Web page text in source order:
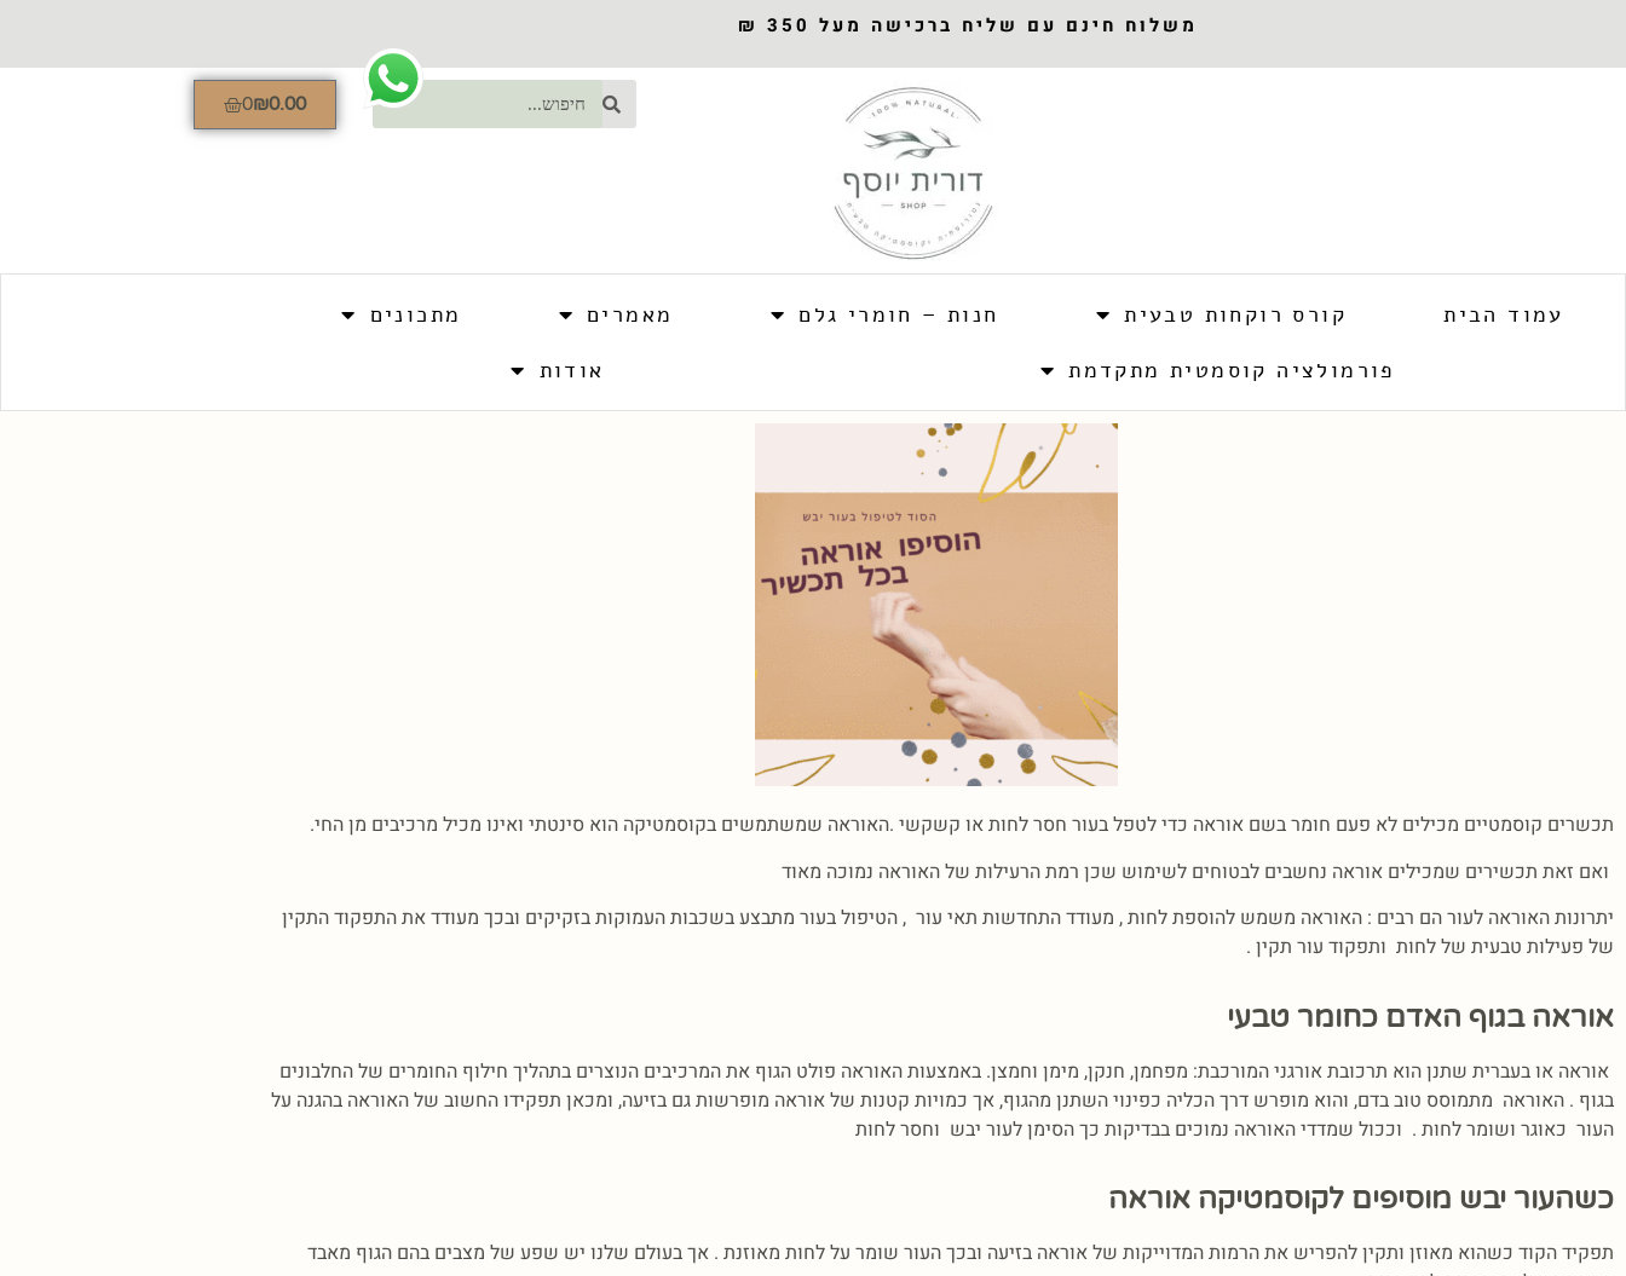
משלוח חינם עם שליח ברכישה מעל 350 ₪
₪0.00
0
עמוד הבית קורס רוקחות טבעית חנות – חומרי גלם מאמרים
מתכונים
פורמולציה קוסמטית מתקדמת
אודות
תכשרים קוסמטיים מכילים לא פעם חומר בשם אוראה כדי לטפל בעור חסר לחות או קשקשי .האוראה שמשתמשים בקוסמטיקה הוא סינטתי ואינו מכיל מרכיבים מן החי.
ואם זאת תכשירים שמכילים אוראה נחשבים לבטוחים לשימוש שכן רמת הרעילות של האוראה נמוכה מאוד
יתרונות האוראה לעור הם רבים : האוראה משמש להוספת לחות , מעודד התחדשות תאי עור , הטיפול בעור מתבצע בשכבות העמוקות בזקיקים ובכך מעודד את התפקוד התקין
של פעילות טבעית של לחות ותפקוד עור תקין .
אוראה בגוף האדם כחומר טבעי
אוראה או בעברית שתנן הוא תרכובת אורגני המורכבת: מפחמן, חנקן, מימן וחמצן. באמצעות האוראה פולט הגוף את המרכיבים הנוצרים בתהליך חילוף החומרים של החלבונים
בגוף . האוראה מתמוסס טוב בדם, והוא מופרש דרך הכליה כפינוי השתנן מהגוף, אך כמויות קטנות של אוראה מופרשות גם בזיעה, ומכאן תפקידו החשוב של האוראה בהגנה על
העור כאוגר ושומר לחות . וככול שמדדי האוראה נמוכים בבדיקות כך הסימן לעור יבש וחסר לחות
כשהעור יבש מוסיפים לקוסמטיקה אוראה
תפקיד הקוד כשהוא מאוזן ותקין להפריש את הרמות המדוייקות של אוראה בזיעה ובכך העור שומר על לחות מאוזנת . אך בעולם שלנו יש שפע של מצבים בהם הגוף מאבד